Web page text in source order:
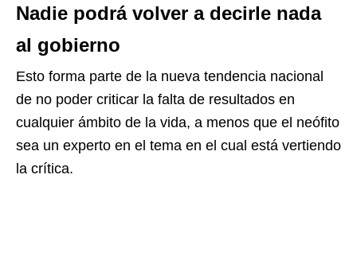
Nadie podrá volver a decirle nada
al gobierno
Esto forma parte de la nueva tendencia nacional
de no poder criticar la falta de resultados en
cualquier ámbito de la vida, a menos que el neófito
sea un experto en el tema en el cual está vertiendo
la crítica.